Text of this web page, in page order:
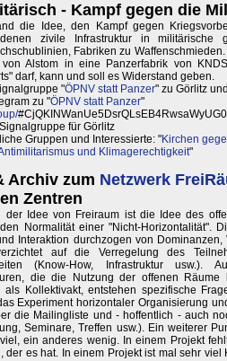
- Kampf gegen die
die Idee, den Kampf gegen
zivile Infrastruktur in militärische
Fabriken zu
von Alstom in eine Panzerfabrik von
darf, kann und soll es Widerstand geben.
"ÖPNV statt Panzer" zu Görlitz
zu "ÖPNV statt Panzer"
für Görlitz
Gruppen und Interessierte: "Kirchen
und Klimagerechtigkeit"
Archiv zum Netzwerk
Zentren
der Idee von Freiraum ist die Idee des
Normalität einer "Nicht-Horizontalität".
Interaktion durchzogen von
auf die Verregelung des
(Know-How, Infrastruktur
die die Nutzung der offenen
als Kollektivakt, entstehen spezifische
Experiment horizontaler Organisierung
die Mailingliste und - hoffentlich - auch
Seminare, Treffen usw.). Ein weiterer
ein anderes wenig. In einem Projekt
der es hat. In einem Projekt ist mal sehr